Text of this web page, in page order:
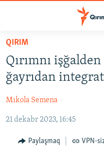
Esas
qaytmaq
Baş
navigatsiyağa
qaytmaq
qaytmaq
SİYASET
İQTİSADİYAT
CEMİYET
MEDENİYET
İNSAN AQLARI
QIRIM
Qırımnı
ğayrıdan
Mıkola Semena
21 dekabr 2023, 16:45
Paylaşmaq VPN-